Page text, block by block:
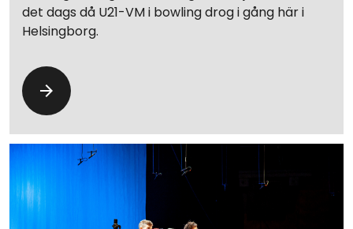
det dags då U21-VM i bowling drog i gång här i
Helsingborg.